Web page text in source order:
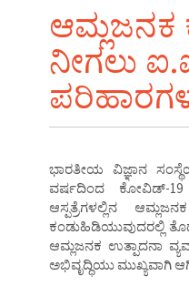
ಆಮ್ಲಜನಕ
ನೀಗಲು
ಭಾರತೀಯ ವಿಜ್ಞಾನ
ವರ್ಷದಿಂದ ಕೋವಿಡ್-19
ಆಸ್ಪತ್ರೆಗಳಲ್ಲಿನ
ಕಂಡುಹಿಡಿಯುವುದರಲ್ಲಿ
ಆಮ್ಲಜನಕ ಉತ್ಪಾದನಾ
ಅಭಿವೃದ್ಧಿಯು ಮುಖ್ಯವಾಗಿ